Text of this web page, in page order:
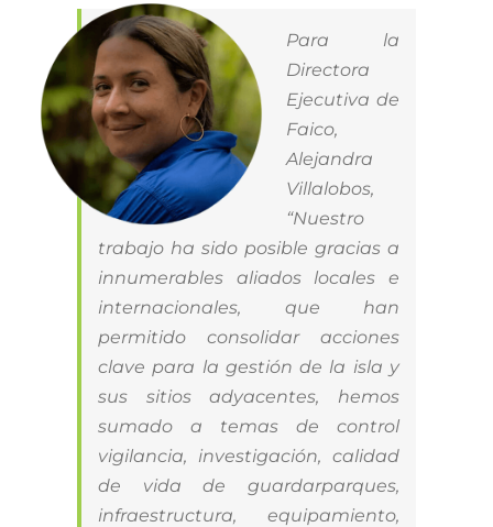
Para la
Directora
Ejecutiva de
Faico,
Alejandra
Villalobos,
“Nuestro
trabajo ha sido posible gracias a
innumerables aliados locales e
internacionales, que han
permitido consolidar acciones
clave para la gestión de la isla y
sus sitios adyacentes, hemos
sumado a temas de control
vigilancia, investigación, calidad
de vida de guardarparques,
infraestructura, equipamiento,